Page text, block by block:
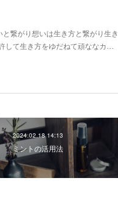
繋がり想いは生き方と繋がり生き
して生き方をゆだねて頑ななカ…
2024.02.18 14:13
ミントの活用法